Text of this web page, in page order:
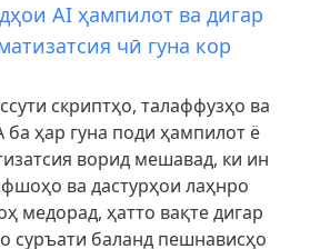
AI ҳампилот ва дигар
чӣ гуна кор
скриптҳо, талаффузҳо ва
ба ҳар гуна поди ҳампилот ё
ворид мешавад, ки ин
ва дастурҳои лаҳнро
медорад, ҳатто вақте дигар
суръати баланд пешнависҳо